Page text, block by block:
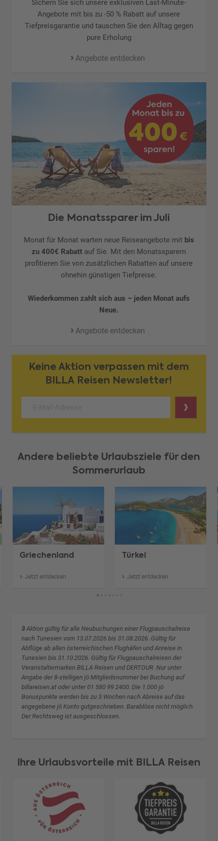
Sichern Sie sich unsere exklusiven Last-Minute-
Angebote mit bis zu -50 % Rabatt auf unsere
Tiefpreisgarantie und tauschen Sie den Alltag gegen
pure Erholung
Angebote entdecken
Die Monatssparer im Juli
Monat für Monat warten neue Reiseangebote mit bis
zu 400€ Rabatt auf Sie. Mit den Monatssparern
profitieren Sie von zusätzlichen Rabatten auf unsere
ohnehin günstigen Tiefpreise.
Wiederkommen zahlt sich aus – jeden Monat aufs
Neue.
Angebote entdecken
Keine Aktion verpassen mit dem
BILLA Reisen Newsletter!
Andere beliebte Urlaubsziele für den
Sommerurlaub
Griechenland
Jetzt entdecken
Türkei
Jetzt entdecken
3 Aktion gültig für alle Neubuchungen einer Flugpauschalreise
nach Tunesien vom 13.07.2026 bis 31.08.2026. Gültig für
Abflüge ab allen österreichischen Flughäfen und Anreise in
Tunesien bis 31.10.2026. Gültig für Flugpauschalreisen der
Veranstaltermarken BILLA Reisen und DERTOUR. Nur unter
Angabe der 8-stelligen jö Mitgliedsnummer bei Buchung auf
billareisen.at oder unter 01 580 99 2400. Die 1.000 jö
Bonuspunkte werden bis zu 3 Wochen nach Abreise auf das
angegebene jö Konto gutgeschrieben. Barablöse nicht möglich.
Der Rechtsweg ist ausgeschlossen.
Ihre Urlaubsvorteile mit BILLA Reisen